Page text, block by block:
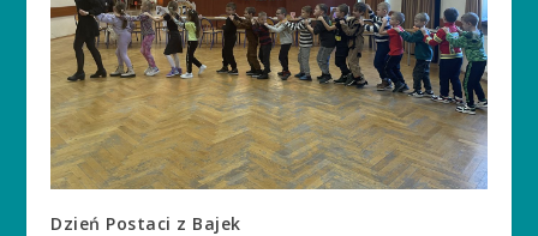
Dzień Postaci z Bajek